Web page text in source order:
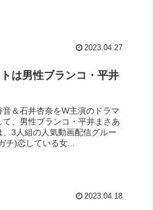
2023.04.27
は男性ブランコ・平井
＆石井杏奈をW主演のドラマ
て、男性ブランコ・平井まさあ
3人組の人気動画配信グルー
チ)恋している女...
2023.04.18